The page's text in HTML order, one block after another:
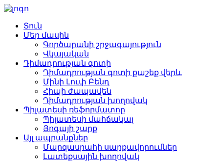
Տուն
Մեր մասին
Գործարանի շրջագայություն
Վկայական
Դիմադրության գոտի
Դիմադրության գոտի քաշեք վերև
Մինի Լուփ Բենդ
Հիպի ժապավեն
Դիմադրության խողովակ
Պիլատեսի ռեֆորմատոր
Պիլատեսի մահճակալ
Յոգայի շարք
Այլ ապրանքներ
Մարզասրահի սարքավորումներ
Լատեքսային խողովակ